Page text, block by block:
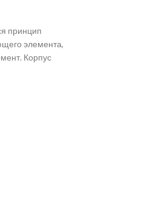
принцип
элемента,
Корпус